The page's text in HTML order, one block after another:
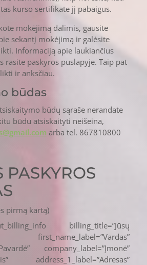
kurso sertifikate jį pabaigus.
mokėjimą dalimis, gausite
sekantį mokėjimą ir galėsite
Informaciją apie laukiančius
rasite paskyros puslapyje. Taip pat
ir anksčiau.
būdas
būdų sąraše nerandate
būdu atsiskaityti neišeina,
arba tel. 867810800
PASKYROS
pirmą kartą)
billing_title=”Jūsų
company_label=”Įmonė”
address_1_label=”Adresas”